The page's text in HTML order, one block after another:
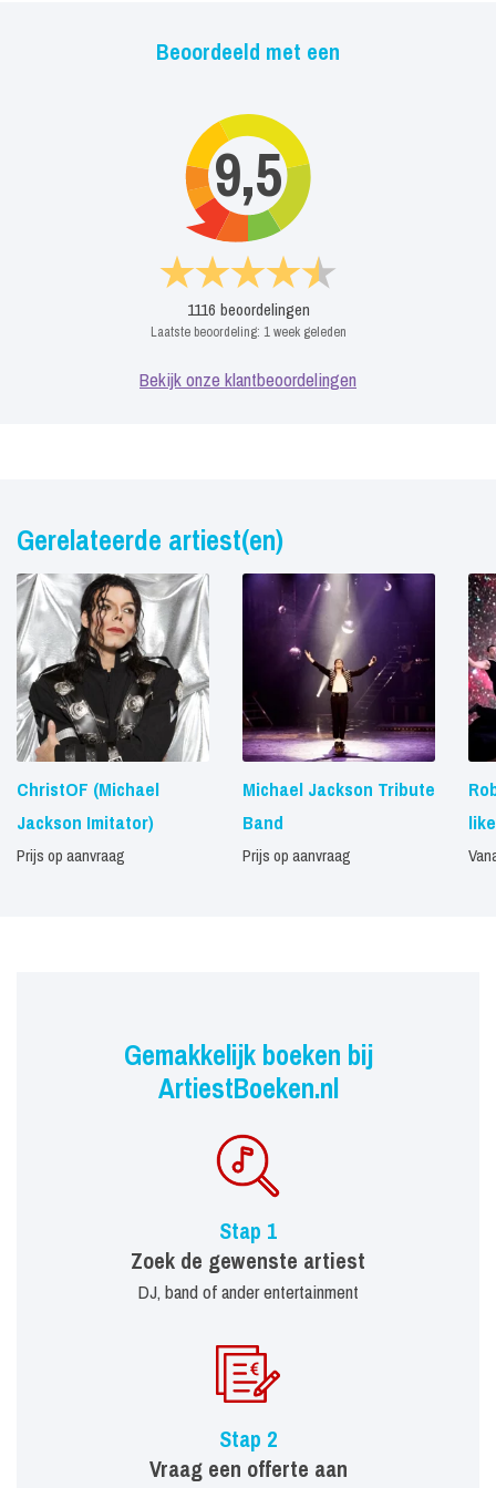
van The King of Pop in Almere.
minuten met bekende hits is speciaal gemixt in de studio van
twice music production (vriezenveen holland)Kortom een tribute
show die u absoluut gezien moet hebben!
Beoordeeld met een
9,5
1116 beoordelingen
Laatste beoordeling: 1 week geleden
Bekijk onze klantbeoordelingen
Gerelateerde artiest(en)
ChristOF (Michael
Jackson Imitator)
Prijs op aanvraag
Michael Jackson Tribute
Band
Prijs op aanvraag
like
Gemakkelijk boeken bij
ArtiestBoeken.nl
Stap 1
Zoek de gewenste artiest
DJ, band of ander entertainment
Stap 2
Vraag een offerte aan